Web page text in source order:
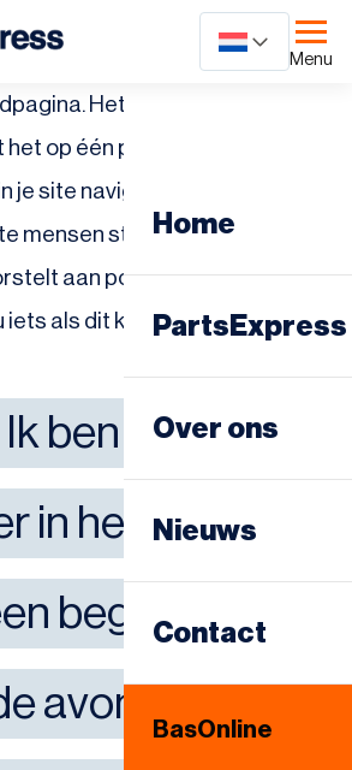
Menu
Home
PartsExpress
Sameday
Internationaal
Over ons
Nieuws
Contact
BasOnline
Het is anders dan een
op één plek blijft en
je site navigatie (in de meeste
mensen starten met een Over
aan potentiële site
iets als dit kunnen zeggen:
ben een
in het dagelijks
beginnende
avonduren, en